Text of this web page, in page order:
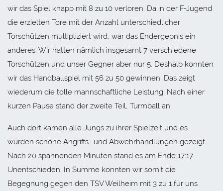
wir das Spiel knapp mit 8 zu 10 verloren. Da in der F-Jugend
die erzielten Tore mit der Anzahl unterschiedlicher
Torschützen multipliziert wird, war das Endergebnis ein
anderes. Wir hatten nämlich insgesamt 7 verschiedene
Torschützen und unser Gegner aber nur 5. Deshalb konnten
wir das Handballspiel mit 56 zu 50 gewinnen. Das zeigt
wiederum die tolle mannschaftliche Leistung. Nach einer
kurzen Pause stand der zweite Teil, Turmball an.
Auch dort kamen alle Jungs zu ihrer Spielzeit und es
wurden schöne Angriffs- und Abwehrhandlungen gezeigt.
Nach 20 spannenden Minuten stand es am Ende 17:17
Unentschieden. In Summe konnten wir somit die
Begegnung gegen den TSV Weilheim mit 3 zu 1 für uns